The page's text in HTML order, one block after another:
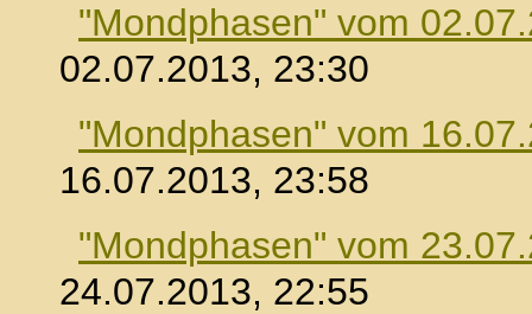
"Mondphasen" vom
02.07.2013, 23:30
"Mondphasen" vom
16.07.2013, 23:58
"Mondphasen" vom
24.07.2013, 22:55